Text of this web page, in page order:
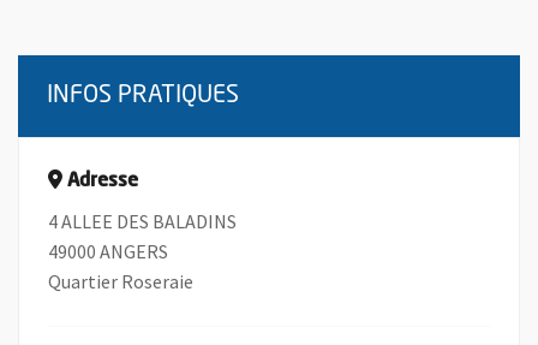
INFOS PRATIQUES
Adresse
4 ALLEE DES BALADINS
49000 ANGERS
Quartier Roseraie